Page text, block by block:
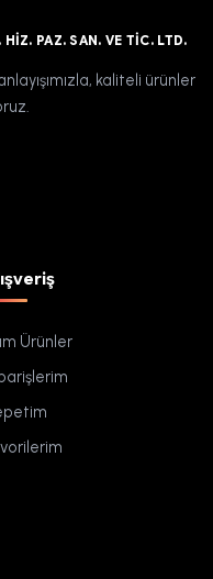
PAZ. SAN. VE TIC. LTD.
kaliteli ürünler
Ürünler